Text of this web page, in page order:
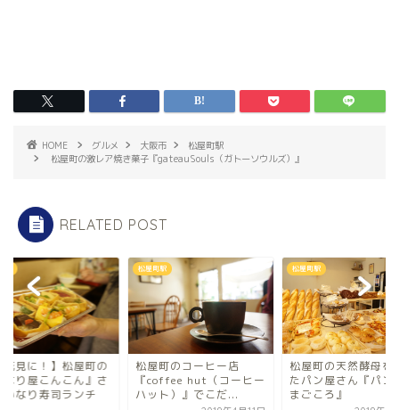
HOME グルメ 大阪市
松屋町駅
松屋町の激レア焼き菓子『gateauSouls（ガトーソウルズ）』
RELATED POST
花見に！】松屋町の
なり屋こんこん』さ
いなり寿司ランチ
松屋町駅
松屋町のコーヒー店
『coffee hut（コーヒー
ハット）』でこだ...
松屋町駅
松屋町の天然酵母を
たパン屋さん『パン
まごころ』